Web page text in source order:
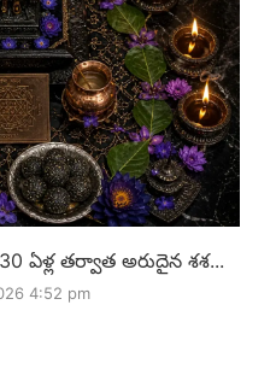
ఏళ్ల తర్వాత అరుదైన శశ...
4:52 pm